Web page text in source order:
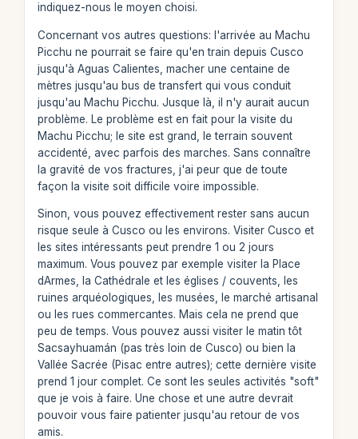
indiquez-nous le moyen choisi.
Concernant vos autres questions: l'arrivée au Machu
Picchu ne pourrait se faire qu'en train depuis Cusco
jusqu'à Aguas Calientes, macher une centaine de
mètres jusqu'au bus de transfert qui vous conduit
jusqu'au Machu Picchu. Jusque là, il n'y aurait aucun
problème. Le problème est en fait pour la visite du
Machu Picchu; le site est grand, le terrain souvent
accidenté, avec parfois des marches. Sans connaître
la gravité de vos fractures, j'ai peur que de toute
façon la visite soit difficile voire impossible.
Sinon, vous pouvez effectivement rester sans aucun
risque seule à Cusco ou les environs. Visiter Cusco et
les sites intéressants peut prendre 1 ou 2 jours
maximum. Vous pouvez par exemple visiter la Place
dArmes, la Cathédrale et les églises / couvents, les
ruines arquéologiques, les musées, le marché artisanal
ou les rues commercantes. Mais cela ne prend que
peu de temps. Vous pouvez aussi visiter le matin tôt
Sacsayhuamán (pas très loin de Cusco) ou bien la
Vallée Sacrée (Pisac entre autres); cette dernière visite
prend 1 jour complet. Ce sont les seules activités "soft"
que je vois à faire. Une chose et une autre devrait
pouvoir vous faire patienter jusqu'au retour de vos
amis.